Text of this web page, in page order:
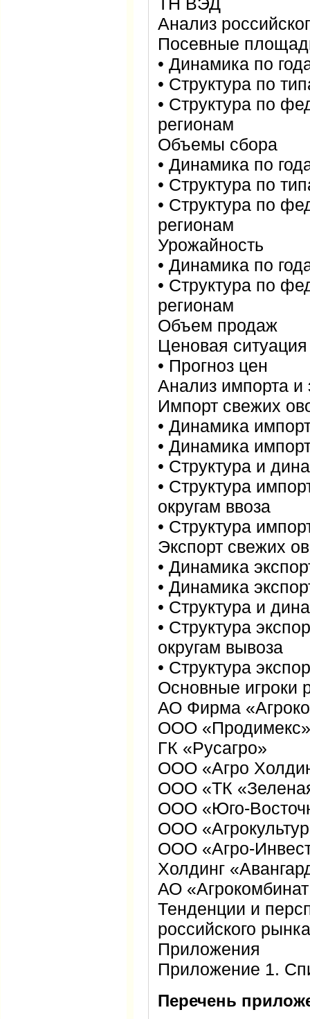
ТН ВЭД
Анализ
Посевные
• Динамика по
• Структура по
• Структура по
регионам
Объемы сбора
• Динамика по
• Структура по
• Структура по
регионам
Урожайность
• Динамика по
• Структура по
регионам
Объем продаж
Ценовая ситуация
• Прогноз цен
Анализ импорта и
Импорт свежих
• Динамика
• Динамика
• Структура и
• Структура
округам ввоза
• Структура
Экспорт свежих
• Динамика
• Динамика
• Структура и
• Структура
округам вывоза
• Структура
Основные игроки
АО Фирма
ООО «Продимекс»
ГК «Русагро»
ООО «Агро
ООО «ТК
ООО «Юго-
ООО
ООО «Агро-
Холдинг
АО
Тенденции и
российского
Приложения
Приложение 1.
Перечень